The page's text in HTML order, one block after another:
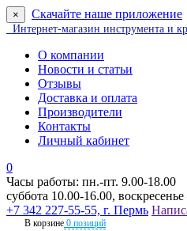
× Скачайте наше приложение
Интернет-магазин инструмента и
О компании
Новости и статьи
Отзывы
Доставка и оплата
Производители
Контакты
Личный кабинет
0
Часы работы: пн.-пт. 9.00-18.00
суббота 10.00-16.00,
+7 342 227-55-55, г. Пермь
В корзине 0 позиций